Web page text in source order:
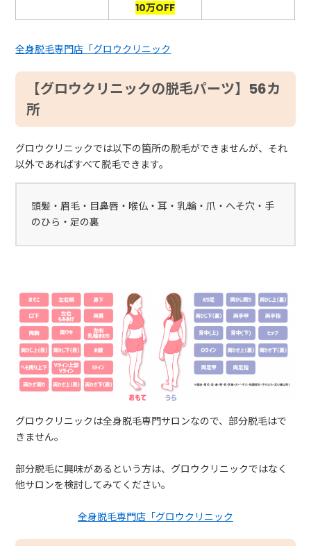
10万OFF
全身脱毛専門店「グロウクリニック
【グロウクリニックの脱毛パーツ】56カ
所
グロウクリニックでは以下の箇所の脱毛ができませんが、それ
以外であればすべて脱毛できます。
頭髪・眉毛・目鼻唇・喉仏・耳・乳輪・爪・へそ穴・手
のひら・足の裏
グロウクリニックは全身脱毛専門サロンなので、部分脱毛はで
きません。
部分脱毛に興味があるという方は、グロウクリニックではなく
他サロンを検討してみてください。
全身脱毛専門店「グロウクリニック